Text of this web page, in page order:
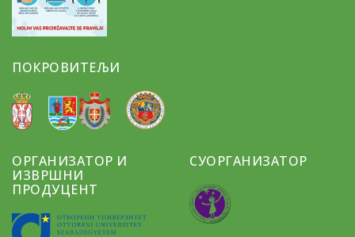
ПОКРОВИТЕЉИ
ОРГАНИЗАТОР И
ИЗВРШНИ
ПРОДУЦЕНТ
СУОРГАНИЗАТОР